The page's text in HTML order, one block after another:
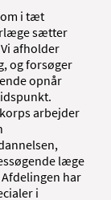
i tæt
sætter
afholder
og forsøger
opnår
arbejder
læge
har
i